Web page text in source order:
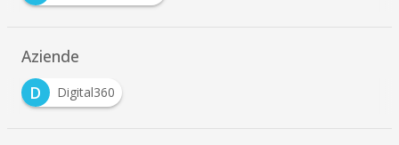
Aziende
D
Digital360